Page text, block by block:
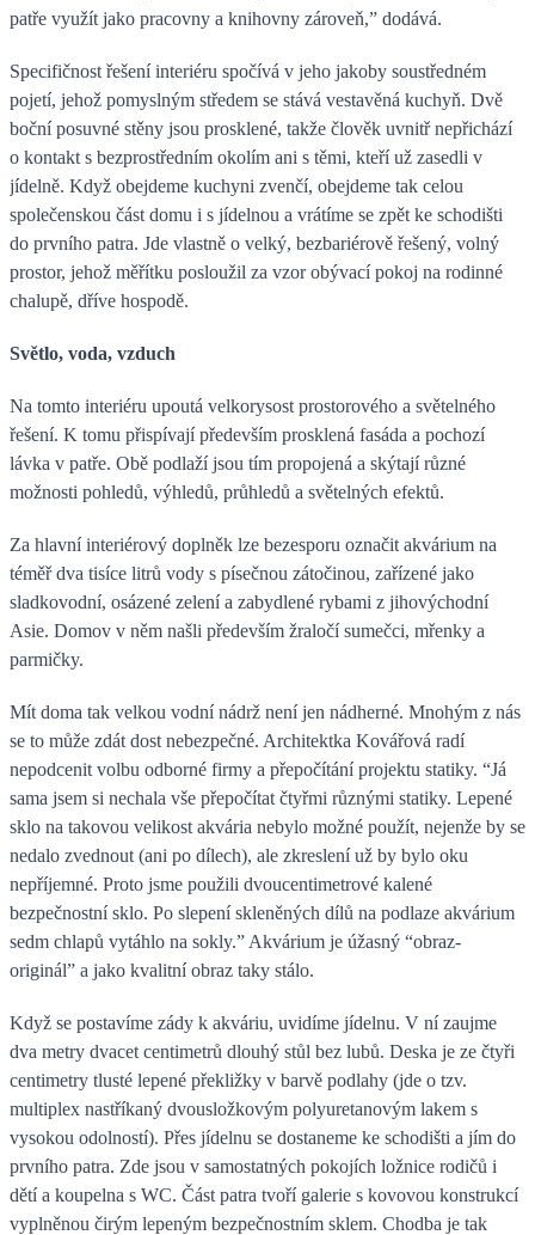
patře využít jako pracovny a knihovny zároveň,” dodává.
Specifičnost řešení interiéru spočívá v jeho jakoby soustředném
pojetí, jehož pomyslným středem se stává vestavěná kuchyň. Dvě
boční posuvné stěny jsou prosklené, takže člověk uvnitř nepřichází
o kontakt s bezprostředním okolím ani s těmi, kteří už zasedli v
jídelně. Když obejdeme kuchyni zvenčí, obejdeme tak celou
společenskou část domu i s jídelnou a vrátíme se zpět ke schodišti
do prvního patra. Jde vlastně o velký, bezbariérově řešený, volný
prostor, jehož měřítku posloužil za vzor obývací pokoj na rodinné
chalupě, dříve hospodě.
Světlo, voda, vzduch
Na tomto interiéru upoutá velkorysost prostorového a světelného
řešení. K tomu přispívají především prosklená fasáda a pochozí
lávka v patře. Obě podlaží jsou tím propojená a skýtají různé
možnosti pohledů, výhledů, průhledů a světelných efektů.
Za hlavní interiérový doplněk lze bezesporu označit akvárium na
téměř dva tisíce litrů vody s písečnou zátočinou, zařízené jako
sladkovodní, osázené zelení a zabydlené rybami z jihovýchodní
Asie. Domov v něm našli především žraločí sumečci, mřenky a
parmičky.
Mít doma tak velkou vodní nádrž není jen nádherné. Mnohým z nás
se to může zdát dost nebezpečné. Architektka Kovářová radí
nepodcenit volbu odborné firmy a přepočítání projektu statiky. “Já
sama jsem si nechala vše přepočítat čtyřmi různými statiky. Lepené
sklo na takovou velikost akvária nebylo možné použít, nejenže by se
nedalo zvednout (ani po dílech), ale zkreslení už by bylo oku
nepříjemné. Proto jsme použili dvoucentimetrové kalené
bezpečnostní sklo. Po slepení skleněných dílů na podlaze akvárium
sedm chlapů vytáhlo na sokly.” Akvárium je úžasný “obraz-
originál” a jako kvalitní obraz taky stálo.
Když se postavíme zády k akváriu, uvidíme jídelnu. V ní zaujme
dva metry dvacet centimetrů dlouhý stůl bez lubů. Deska je ze čtyři
centimetry tlusté lepené překližky v barvě podlahy (jde o tzv.
multiplex nastříkaný dvousložkovým polyuretanovým lakem s
vysokou odolností). Přes jídelnu se dostaneme ke schodišti a jím do
prvního patra. Zde jsou v samostatných pokojích ložnice rodičů i
dětí a koupelna s WC. Část patra tvoří galerie s kovovou konstrukcí
vyplněnou čirým lepeným bezpečnostním sklem. Chodba je tak